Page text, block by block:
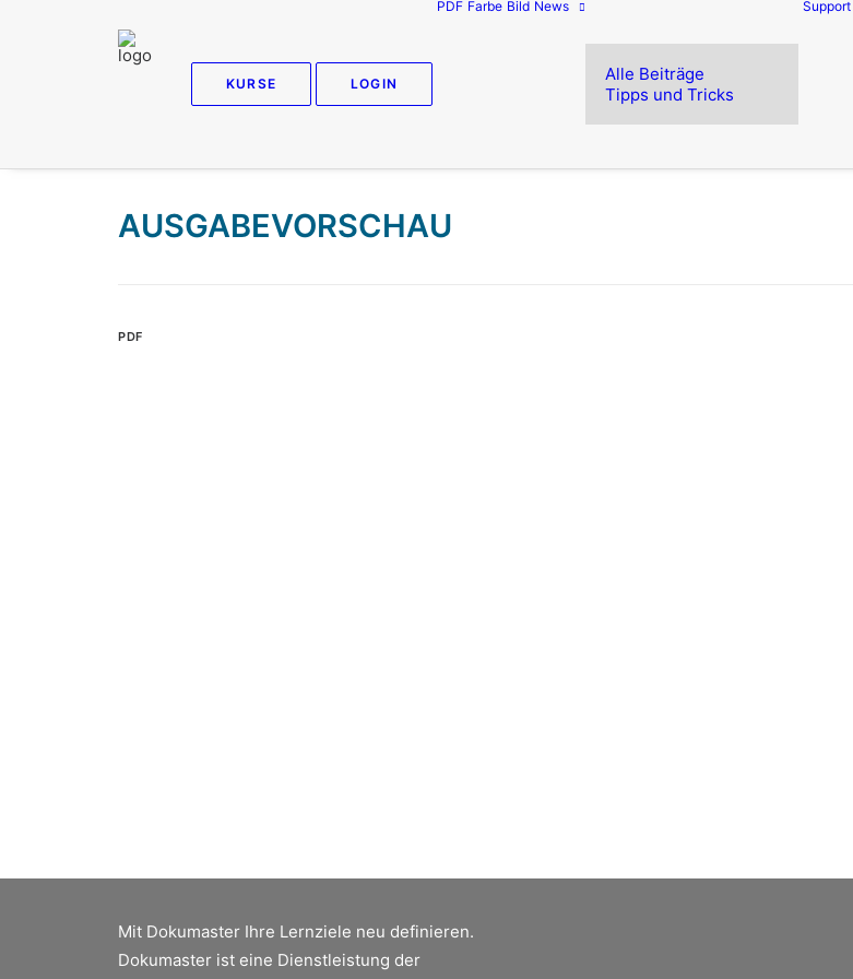
KURSE LOGIN
PDF Farbe Bild News
Alle Beiträge
Tipps und Tricks
Support
AUSGABEVORSCHAU
PDF
Mit Dokumaster Ihre Lernziele neu definieren.
Dokumaster ist eine Dienstleistung der